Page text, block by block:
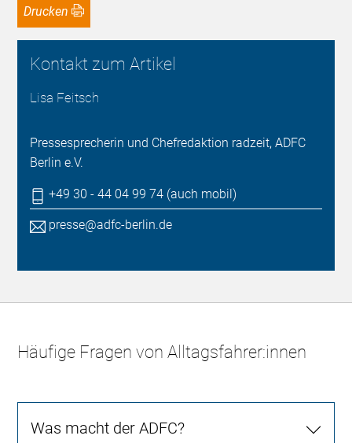
Drucken
Kontakt zum Artikel
Lisa Feitsch
Pressesprecherin und Chefredaktion radzeit, ADFC
Berlin e.V.
+49 30 - 44 04 99 74 (auch mobil)
presse@adfc-berlin.de
Häufige Fragen von Alltagsfahrer:innen
Was macht der ADFC?